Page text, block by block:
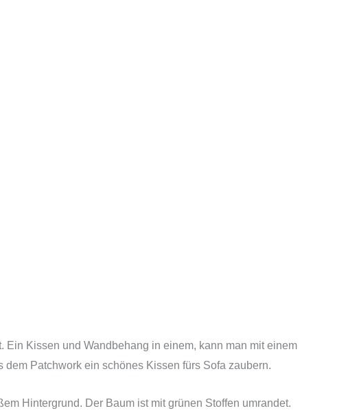
Kissen und Wandbehang in einem, kann man mit einem
Patchwork ein schönes Kissen fürs Sofa zaubern.
Hintergrund. Der Baum ist mit grünen Stoffen umrandet.